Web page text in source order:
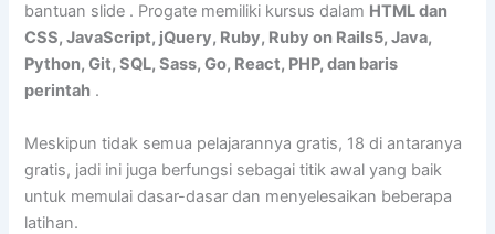
bantuan slide . Progate memiliki kursus dalam HTML dan
CSS, JavaScript, jQuery, Ruby, Ruby on Rails5, Java,
Python, Git, SQL, Sass, Go, React, PHP, dan baris
perintah .
Meskipun tidak semua pelajarannya gratis, 18 di antaranya
gratis, jadi ini juga berfungsi sebagai titik awal yang baik
untuk memulai dasar-dasar dan menyelesaikan beberapa
latihan.